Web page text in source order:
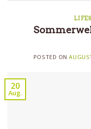
POSTED ON
20
Aug.